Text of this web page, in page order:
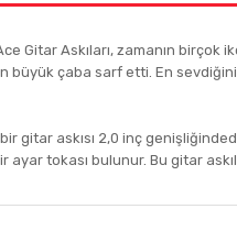
Gitar Askıları, zamanın
büyük çaba sarf etti. En
gitar askısı 2,0 inç
ayar tokası bulunur. Bu gitar